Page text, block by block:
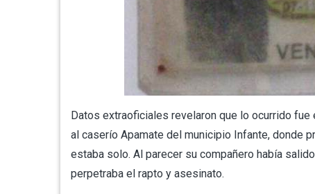
Datos extraoficiales revelaron que lo ocurrido fue
al caserío Apamate del municipio Infante, donde
estaba solo. Al parecer su compañero había
perpetraba el rapto y asesinato.